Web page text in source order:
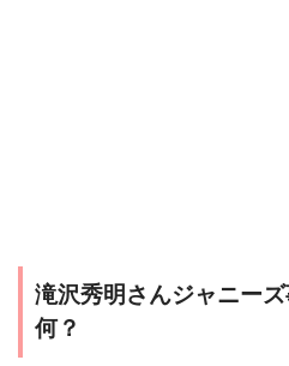
滝沢秀明さんジャニー
何？